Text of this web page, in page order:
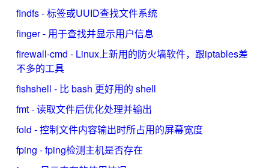
findfs - 标签或UUID查找文件系统
finger - 用于查找并显示用户信息
firewall-cmd - Linux上新用的防火墙软件，跟iptables差
不多的工具
fishshell - 比 bash 更好用的 shell
fmt - 读取文件后优化处理并输出
fold - 控制文件内容输出时所占用的屏幕宽度
fping - fping检测主机是否存在